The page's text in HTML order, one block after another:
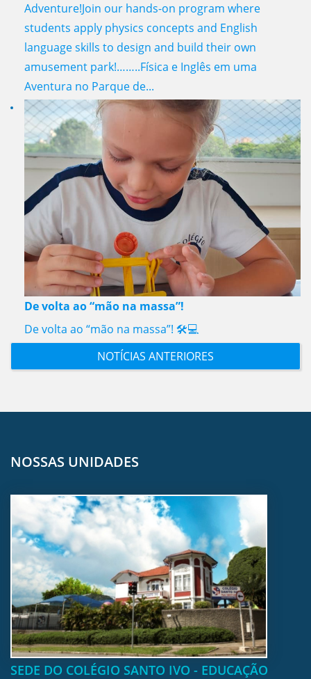
Adventure!Join our hands-on program where
students apply physics concepts and English
language skills to design and build their own
amusement park!……..Física e Inglês em uma
Aventura no Parque de...
De volta ao “mão na massa”!
De volta ao “mão na massa”! 🛠️💻
NOTÍCIAS ANTERIORES
NOSSAS UNIDADES
SEDE DO COLÉGIO SANTO IVO - EDUCAÇÃO